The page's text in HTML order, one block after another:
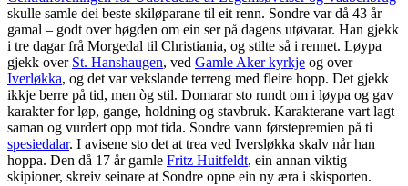
skulle samle dei beste skiløparane til eit renn. Sondre var då 43 år
gamal – godt over høgden om ein ser på dagens utøvarar. Han gjekk
i tre dagar frå Morgedal til Christiania, og stilte så i rennet. Løypa
gjekk over St. Hanshaugen, ved Gamle Aker kyrkje og over
Iverløkka, og det var vekslande terreng med fleire hopp. Det gjekk
ikkje berre på tid, men òg stil. Domarar sto rundt om i løypa og gav
karakter for løp, gange, holdning og stavbruk. Karakterane vart lagt
saman og vurdert opp mot tida. Sondre vann førstepremien på ti
spesiedalar. I avisene sto det at trea ved Iversløkka skalv når han
hoppa. Den då 17 år gamle Fritz Huitfeldt, ein annan viktig
skipioner, skreiv seinare at Sondre opne ein ny æra i skisporten.